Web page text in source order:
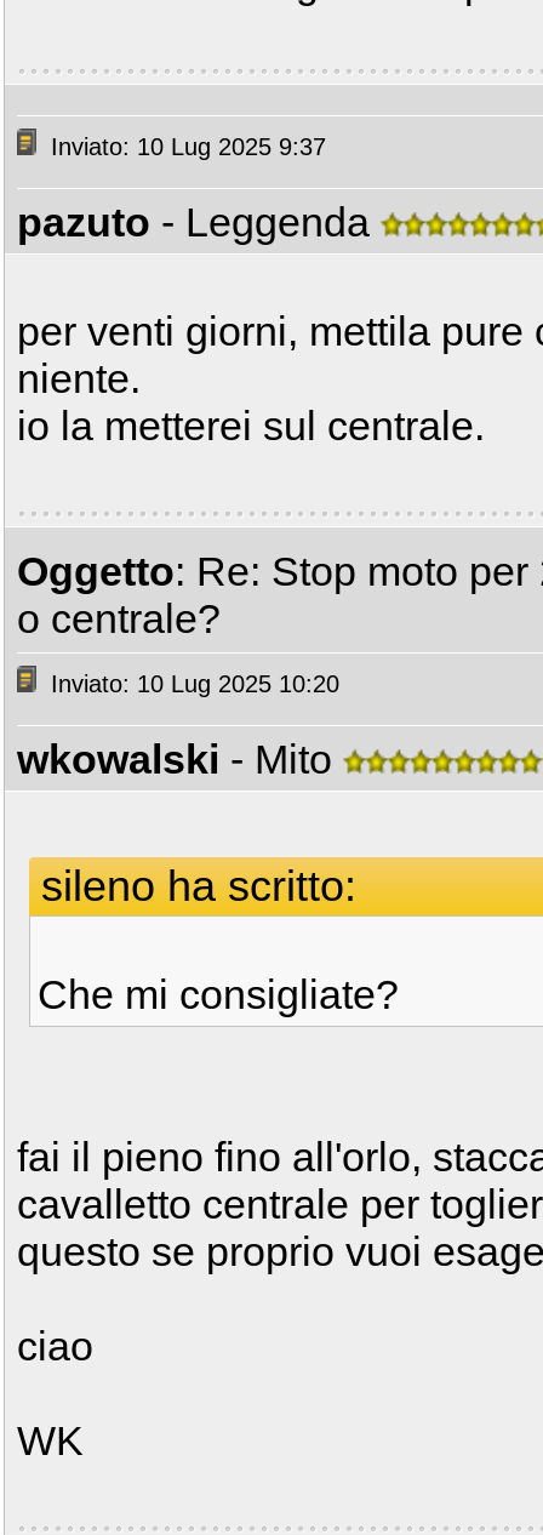
Inviato: 10 Lug 2025 9:37
pazuto - Leggenda
per venti giorni, mettila
niente.
io la metterei sul centrale.
Oggetto: Re: Stop moto
o centrale?
Inviato: 10 Lug 2025 10:20
wkowalski - Mito
sileno ha scritto:
Che mi consigliate?
fai il pieno fino all'orlo,
cavalletto centrale per
questo se proprio vuoi
ciao
WK